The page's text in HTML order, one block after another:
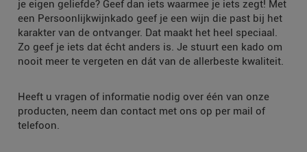
je eigen geliefde? Geef dan iets waarmee je iets zegt! Met
een Persoonlijkwijnkado geef je een wijn die past bij het
karakter van de ontvanger. Dat maakt het heel speciaal.
Zo geef je iets dat écht anders is. Je stuurt een kado om
nooit meer te vergeten en dát van de allerbeste kwaliteit.
Heeft u vragen of informatie nodig over één van onze
producten, neem dan contact met ons op per mail of
telefoon.